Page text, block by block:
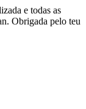
e todas as
Obrigada pelo teu